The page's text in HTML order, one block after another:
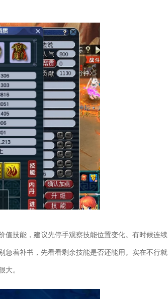
值技能，建议先停手观察技能位置变化。有时候连续
急着补书，先看看剩余技能是否还能用。实在不行就
大。